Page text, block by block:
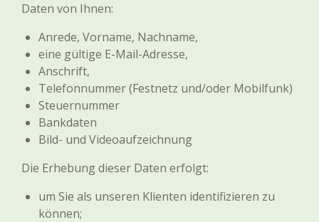
Daten von Ihnen:
Anrede, Vorname, Nachname,
eine gültige E-Mail-Adresse,
Anschrift,
Telefonnummer (Festnetz und/oder Mobilfunk)
Steuernummer
Bankdaten
Bild- und Videoaufzeichnung
Die Erhebung dieser Daten erfolgt:
um Sie als unseren Klienten identifizieren zu
können;